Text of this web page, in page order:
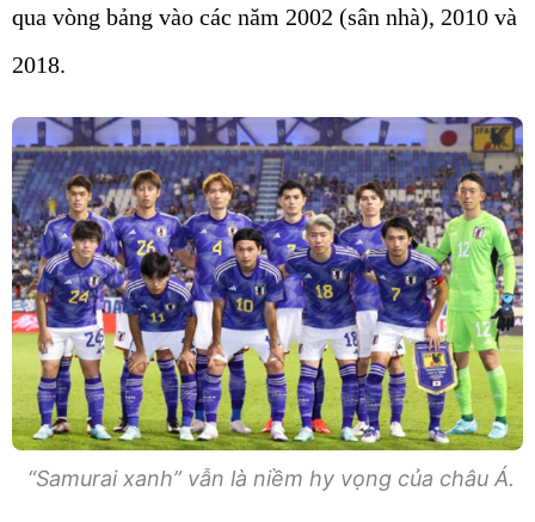
qua vòng bảng vào các năm 2002 (sân nhà), 2010 và
2018.
“Samurai xanh” vẫn là niềm hy vọng của châu Á.